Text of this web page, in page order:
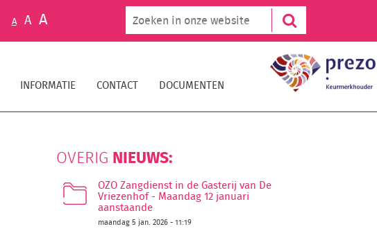
A A A
INFORMATIE CONTACT DOCUMENTEN
OVERIG NIEUWS:
OZO Zangdienst in de Gasterij van De
Vriezenhof - Maandag 12 januari
aanstaande
maandag 5 jan. 2026 - 11:19